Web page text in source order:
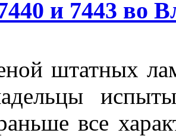
и 7443 во
штатных
все